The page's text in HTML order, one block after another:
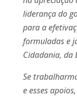
liderança do
para a
formuladas e
Cidadania, da
Se
e esses